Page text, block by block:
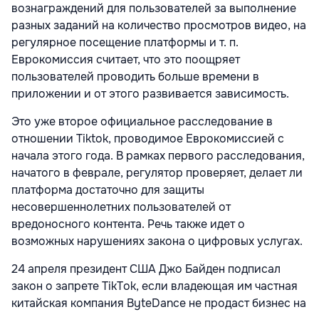
вознаграждений для пользователей за выполнение
разных заданий на количество просмотров видео, на
регулярное посещение платформы и т. п.
Еврокомиссия считает, что это поощряет
пользователей проводить больше времени в
приложении и от этого развивается зависимость.
Это уже второе официальное расследование в
отношении Tiktok, проводимое Еврокомиссией с
начала этого года. В рамках первого расследования,
начатого в феврале, регулятор проверяет, делает ли
платформа достаточно для защиты
несовершеннолетних пользователей от
вредоносного контента. Речь также идет о
возможных нарушениях закона о цифровых услугах.
24 апреля президент США Джо Байден подписал
закон о запрете TikTok, если владеющая им частная
китайская компания ByteDance не продаст бизнес на